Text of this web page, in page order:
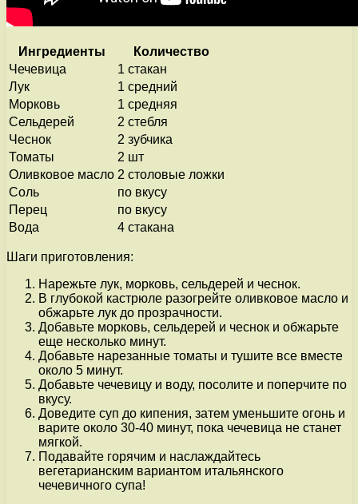
Ингредиенты
Количество
Чечевица
1 стакан
Лук
1 средний
Морковь
1 средняя
Сельдерей
2 стебля
Чеснок
2 зубчика
Томаты
2 шт
Оливковое масло 2 столовые ложки
Соль
по вкусу
Перец
по вкусу
Вода
4 стакана
Шаги приготовления:
Нарежьте лук, морковь, сельдерей и чеснок.
В глубокой кастрюле разогрейте оливковое масло и
обжарьте лук до прозрачности.
Добавьте морковь, сельдерей и чеснок и обжарьте
еще несколько минут.
Добавьте нарезанные томаты и тушите все вместе
около 5 минут.
Добавьте чечевицу и воду, посолите и поперчите по
вкусу.
Доведите суп до кипения, затем уменьшите огонь и
варите около 30-40 минут, пока чечевица не станет
мягкой.
Подавайте горячим и наслаждайтесь
вегетарианским вариантом итальянского
чечевичного супа!